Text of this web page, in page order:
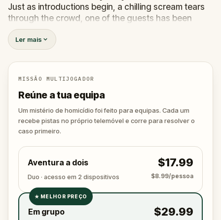
Just as introductions begin, a chilling scream tears
through the crowd, one of the guests has been
murdered, and the killer has fled into the city.
Before panic can take hold,
This was no random attack. Every participant is now
part of a deadly puzzle, and the only way to survive
is to solve it.
right after the scream? The wedding singer seen
arguing with the victim? Or someone else hiding their
true identity among the dating profiles?
🔎Follow clues across the city, interrogate
movements before they disappear for good.
Bring your sharpest instincts—and your pen and
paper.In 90 minutes, the trail will go cold.
Love was the reason you came. Justice is why you
stay.
Ler mais
MISSÃO MULTIJOGADOR
Reúne a tua equipa
Um mistério de homicídio foi feito para equipas. Cada um
recebe pistas no próprio telemóvel e corre para resolver o
caso primeiro.
Aventura a dois
Duo · acesso em 2 dispositivos
$17.99
$8.99/pessoa
✓
✓
★ MELHOR PREÇO
Em grupo $29.99